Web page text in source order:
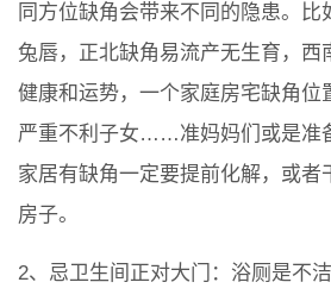
同方位缺角会带来不同的隐患。比
兔唇，正北缺角易流产无生育，西
健康和运势，一个家庭房宅缺角位
严重不利子女……准妈妈们或是准
家居有缺角一定要提前化解，或者
房子。
2、忌卫生间正对大门：浴厕是不